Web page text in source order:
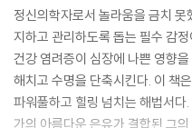
으로 편안한 수면 요가를 따라
하고, 건강하게 먹고, 최대한 연결
책도 나갔다.
그러고는 깨달았다. 아무 의미 없
내가 걱정하는 그 어떤 문제도 내
10여 년간의 분투 끝에 그는 겨우
어두운 밤 끝없이 반복되는 두려
다. 그리고 마침내 생각한다. “가
느껴지는 이유가 혹시 조금은 세상
작됐다.
정신의학자로서 놀라움을 금치
지하고 관리하도록 돕는 필수 감
건강 염려증이 심장에 나쁜 영향
해치고 수명을 단축시킨다. 이 책
파워풀하고 힐링 넘치는 해법서
가의 아름다운 은유가 결합된 그